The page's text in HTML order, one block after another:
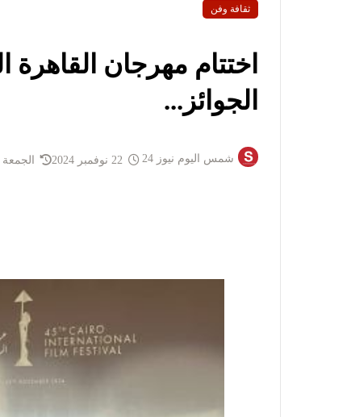
ثقافة وفن
اختتام مهرجان
الجوائز...
شمس اليوم نيوز 24 الجمعة 22 نوفمبر 2024